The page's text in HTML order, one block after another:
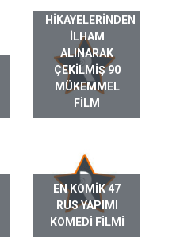
GERÇEK HAYAT
HIKAYELERINDEN
ILHAM
ALINARAK
ÇEKILMIŞ 90
MÜKEMMEL
FILM
EN KOMIK 47
RUS YAPIMI
KOMEDI FILMI